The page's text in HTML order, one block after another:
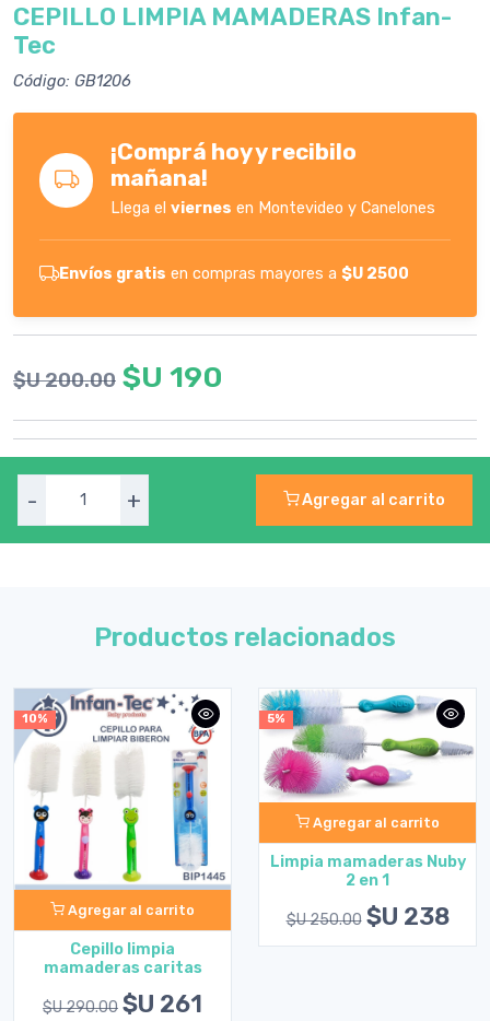
CEPILLO LIMPIA MAMADERAS Infan-
Tec
Código: GB1206
¡Comprá hoy y recibilo
mañana!
Llega elviernes en Montevideo y Canelones
Envíos gratis en compras mayores a $U 2500
$U 200.00 $U 190
- + Agregar al carrito
Productos relacionados
10%
Agregar al carrito
Cepillo limpia
mamaderas caritas
$U 290.00 $U 261
5%
Agregar al carrito
Limpia mamaderas Nuby
2 en 1
$U 250.00 $U 238